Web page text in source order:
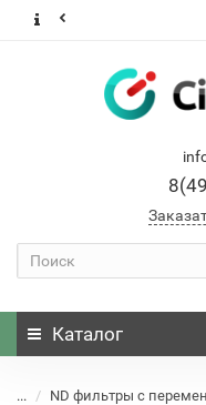
Каталог
... ND фильтры с